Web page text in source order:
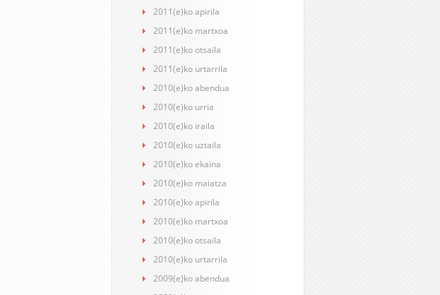
2011(e)ko apirila
2011(e)ko martxoa
2011(e)ko otsaila
2011(e)ko urtarrila
2010(e)ko abendua
2010(e)ko urria
2010(e)ko iraila
2010(e)ko uztaila
2010(e)ko ekaina
2010(e)ko maiatza
2010(e)ko apirila
2010(e)ko martxoa
2010(e)ko otsaila
2010(e)ko urtarrila
2009(e)ko abendua